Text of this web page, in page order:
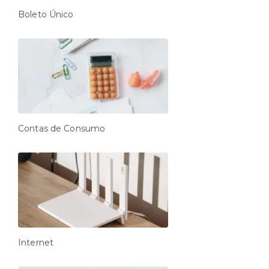
Sofá aconchegante para seus momentos de descanso
Check-in digital, enxoval limpo e ambiente preparado
com cuidado. Aqui, você tem liberdade com conforto,
segurança e tecnologia.
Reserve agora e viva uma estadia inteligente, do seu
o acesso à unidade e deve ser feito pelo nosso
aplicativo (Android e iOS). O link será enviado assim
que a reserva for confirmada.
Horários:
Check-in: a partir das 15h
Check-out: até às 11h (sem exceções)
Boleto Único
Contas de Consumo
Internet